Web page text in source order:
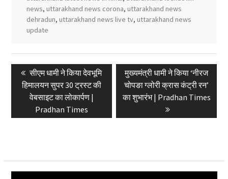
news, uttarakhand news corona, uttarakhand news
dehradun, uttarakhand news live tv, uttarakhand news
update
navigation
Previous
post:
सीएम धामी ने किया देवभूमि
हिमालयन सुपर 30 ट्रस्ट की
वेबसाइट का लोकार्पण |
Pradhan Times
Next
post:
मुख्यमंत्री धामी ने किया ‘नीरज
चोपङा ग्लोरी क्रास कंट्री रन’
का शुभारंभ | Pradhan Times